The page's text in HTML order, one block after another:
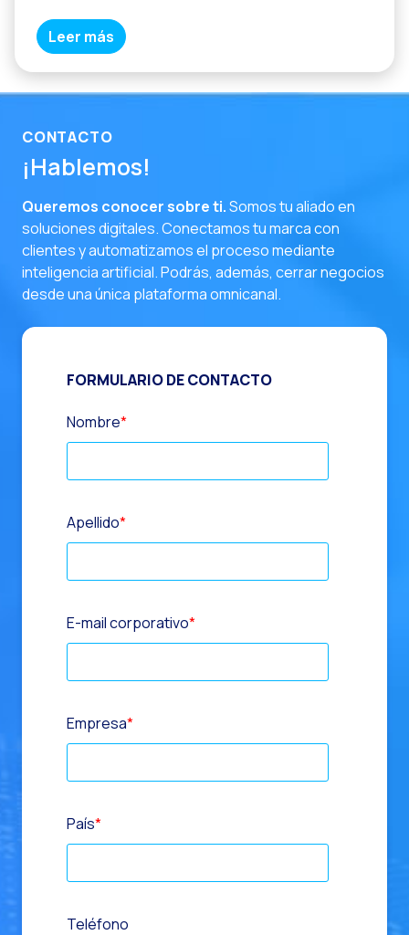
Leer más
CONTACTO
¡Hablemos!
Queremos conocer sobre ti.Somos tu aliado en
soluciones digitales. Conectamos tu marca con
clientes y automatizamos el proceso mediante
inteligencia artificial. Podrás, además, cerrar negocios
desde una única plataforma omnicanal.
FORMULARIO DE CONTACTO
Nombre*
Apellido*
E-mail corporativo*
Empresa*
País*
Teléfono